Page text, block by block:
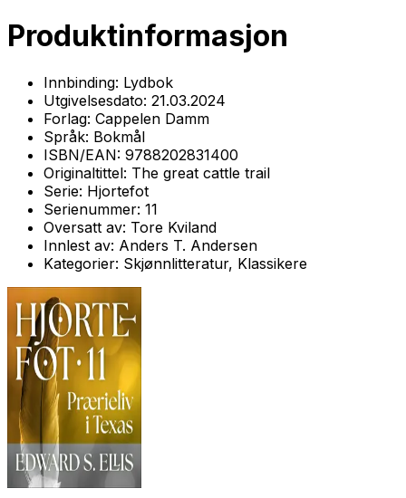
Produktinformasjon
Innbinding: Lydbok
Utgivelsesdato: 21.03.2024
Forlag: Cappelen Damm
Språk: Bokmål
ISBN/EAN: 9788202831400
Originaltittel: The great cattle trail
Serie: Hjortefot
Serienummer: 11
Oversatt av: Tore Kviland
Innlest av: Anders T. Andersen
Kategorier: Skjønnlitteratur, Klassikere